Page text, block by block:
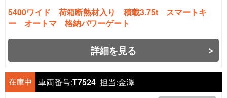
5400ワイド 荷箱断熱材入り 積載3.75t スマートキ
ー オートマ 格納パワーゲート
詳細を見る
車両番号:T7524 担当:金澤